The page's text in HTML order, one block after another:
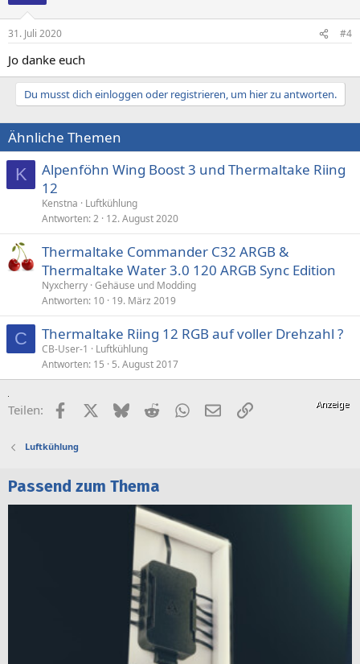
31. Juli 2020 #4
Jo danke euch
Du musst dich einloggen oder registrieren, um hier zu antworten.
Ähnliche Themen
K
Alpenföhn Wing Boost 3 und Thermaltake Riing
12
Kenstna
Luftkühlung
Antworten 2 12. August 2020
Thermaltake Commander C32 ARGB &
Thermaltake Water 3.0 120 ARGB Sync Edition
Nyxcherry Gehäuse und Modding
Antworten 10 19. März 2019
C Thermaltake Riing 12 RGB auf voller Drehzahl ?
CB-User-1
Luftkühlung
Antworten 15 5. August 2017
Teilen: FacebookX (Twitter)
BlueskyRedditWhatsApp
E-MailLink
Luftkühlung
Passend zum Thema